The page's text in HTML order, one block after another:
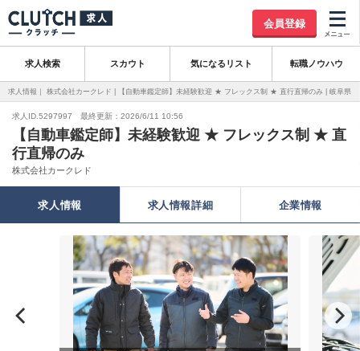
会員登録
求人検索 スカウト 気になるリスト 転職ノウハウ
求人情報｜ 株式会社カークレド | 【自動車鑑定師】未経験歓迎 ★ フレックス制 ★ 直行直帰のみ | 岐阜県
求人ID.5297997 最終更新：2026/6/11 10:56
【自動車鑑定師】未経験歓迎 ★ フレックス制 ★ 直
行直帰のみ
株式会社カークレド
求人情報 求人情報詳細 企業情報